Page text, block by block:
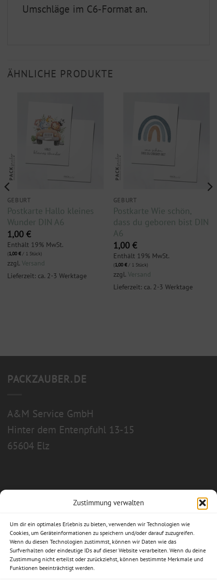
Zustimmung verwalten
Um dir ein optimales Erlebnis zu bieten, verwenden wir Technologien wie
Cookies, um Geräteinformationen zu speichern und/oder darauf zuzugreifen.
Wenn du diesen Technologien zustimmst, können wir Daten wie das
Surfverhalten oder eindeutige IDs auf dieser Website verarbeiten. Wenn du deine
Zustimmung nicht erteilst oder zurückziehst, können bestimmte Merkmale und
Funktionen beeinträchtigt werden.
Umschläge im C6-Format an.
ÄHNLICHE PRODUKTE
GEBURT
Postkarte Hallo kleines
Wunder DIN A6
1,00 €
Enthält 19% MwSt.
(1,00€/ 1 Stück)
zzgl. Versand
Lieferzeit: ca. 2-3 Werktage
GEBURT
Postkarte Wie schön,
dass du geboren bist DIN
A6
1,00 €
Enthält 19% MwSt.
(1,00€/ 1 Stück)
zzgl. Versand
Lieferzeit: ca. 2-3 Werktage
PACKZAUBER.DE
A&M Service GmbH
Hinter dem Entenpfuhl 13-15
65604 Elz
Allgemeine Geschäftsbedingungen
Impressum
Datenschutzerklärung
Widerrufsbelehrung